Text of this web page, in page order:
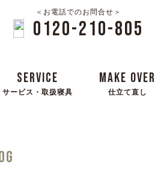
＜お電話でのお問合せ＞
0120-210-805
SERVICE
サービス・取扱寝具
MAKE OVER
仕立て直し